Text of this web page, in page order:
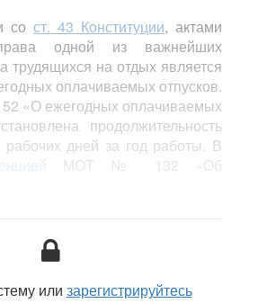
со ст. 43 Конституции, актами
одной из важнейших
трудящихся на отдых является
оплачиваемых отпусков.
«О ежегодных оплачиваемых
продолжительность
дней за год работы. В
МОТ № 132 «Об
или зарегистрируйтесь